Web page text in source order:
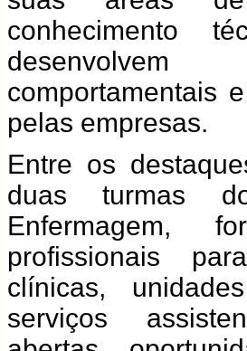
conhecimento
comportamentais
pelas empresas.
Entre os
duas turmas
Enfermagem,
profissionais
clínicas,
serviços